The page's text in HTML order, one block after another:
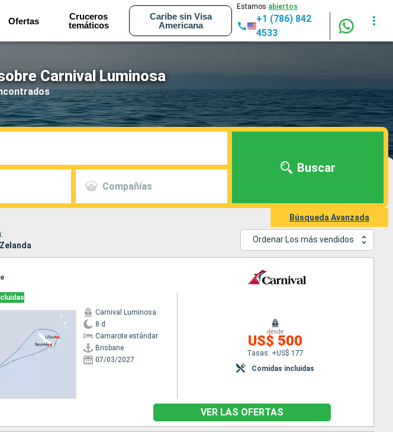
Ofertas
Cruceros
temáticos
Caribe sin Visa
Americana
Estamos abiertos
+1 (786) 842
4533
Carnival Luminosa
Compañías
Buscar
Búsqueda Avanzada
Ordenar Los más vendidos
Carnival Luminosa
8 d
Camarote estándar
Brisbane
07/03/2027
desde
US$ 500
Tasas: +US$ 177
Comidas incluidas
VER LAS OFERTAS